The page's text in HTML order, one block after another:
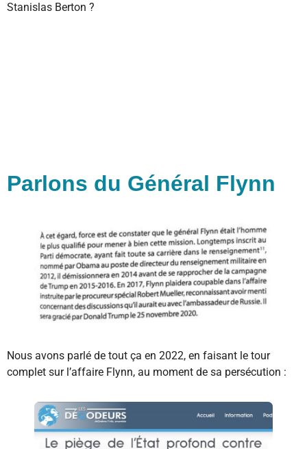
Stanislas Berton ?
Parlons du Général Flynn
Nous avons parlé de tout ça en 2022, en faisant le tour
complet sur l’affaire Flynn, au moment de sa persécution :